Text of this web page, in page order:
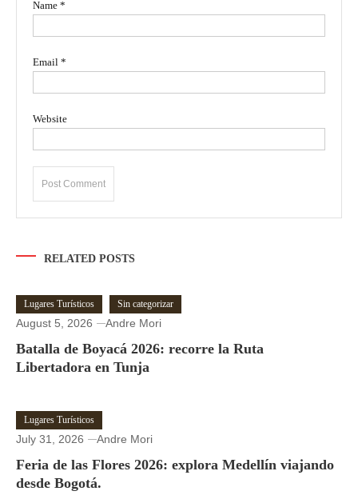
Name *
Email *
Website
RELATED POSTS
Lugares Turísticos Sin categorizar
August 5, 2026 Andre Mori
Batalla de Boyacá 2026: recorre la Ruta
Libertadora en Tunja
Lugares Turísticos
July 31, 2026 Andre Mori
Feria de las Flores 2026: explora Medellín viajando
desde Bogotá.